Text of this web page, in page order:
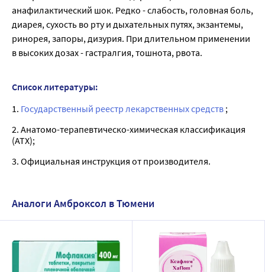
анафилактический шок. Редко - слабость, головная боль,
диарея, сухость во рту и дыхательных путях, экзантемы,
ринорея, запоры, дизурия. При длительном применении
в высоких дозах - гастралгия, тошнота, рвота.
Список литературы:
1. Государственный реестр лекарственных средств ;
2. Анатомо-терапевтическо-химическая классификация
(ATX);
3. Официальная инструкция от производителя.
Аналоги Амброксол в Тюмени